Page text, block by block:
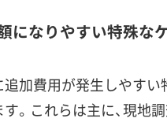
になりやすい特殊な
加費用が発生しやすい
。これらは主に、現地